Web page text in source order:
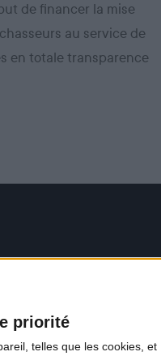
priorité
telles que les cookies, et
de financer la mise
au service de
en totale transparence